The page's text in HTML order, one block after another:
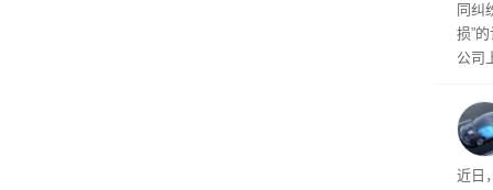
同纠
损”
公司
事
给
近日